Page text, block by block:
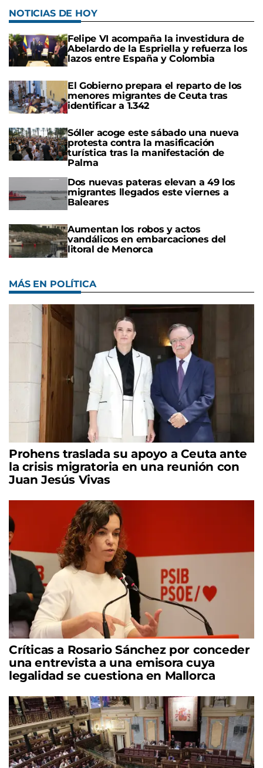
NOTICIAS DE HOY
Felipe VI acompaña la investidura de
Abelardo de la Espriella y refuerza los
lazos entre España y Colombia
El Gobierno prepara el reparto de los
menores migrantes de Ceuta tras
identificar a 1.342
Sóller acoge este sábado una nueva
protesta contra la masificación
turística tras la manifestación de
Palma
Dos nuevas pateras elevan a 49 los
migrantes llegados este viernes a
Baleares
Aumentan los robos y actos
vandálicos en embarcaciones del
litoral de Menorca
MÁS EN POLÍTICA
Prohens traslada su apoyo a Ceuta ante
la crisis migratoria en una reunión con
Juan Jesús Vivas
Críticas a Rosario Sánchez por conceder
una entrevista a una emisora cuya
legalidad se cuestiona en Mallorca